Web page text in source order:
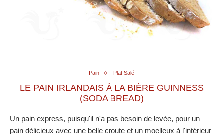
Pain Plat Salé
LE PAIN IRLANDAIS À LA BIÈRE GUINNESS
(SODA BREAD)
Un pain express, puisqu'il n'a pas besoin de levée, pour un
pain délicieux avec une belle croute et un moelleux à l'intérieur